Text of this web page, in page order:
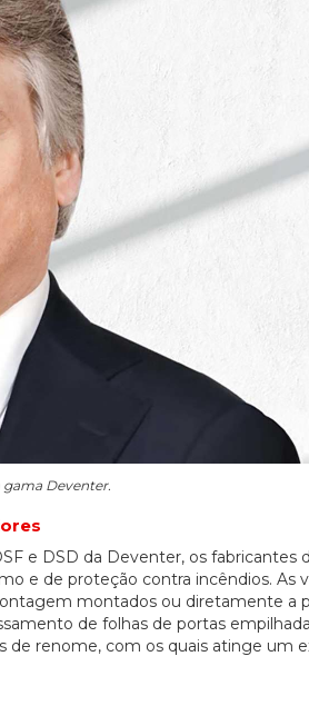
Deventer.
e DSD da Deventer, os fabricantes
e de proteção contra incêndios. As
montados ou diretamente a
de folhas de portas
de renome, com os quais atinge um